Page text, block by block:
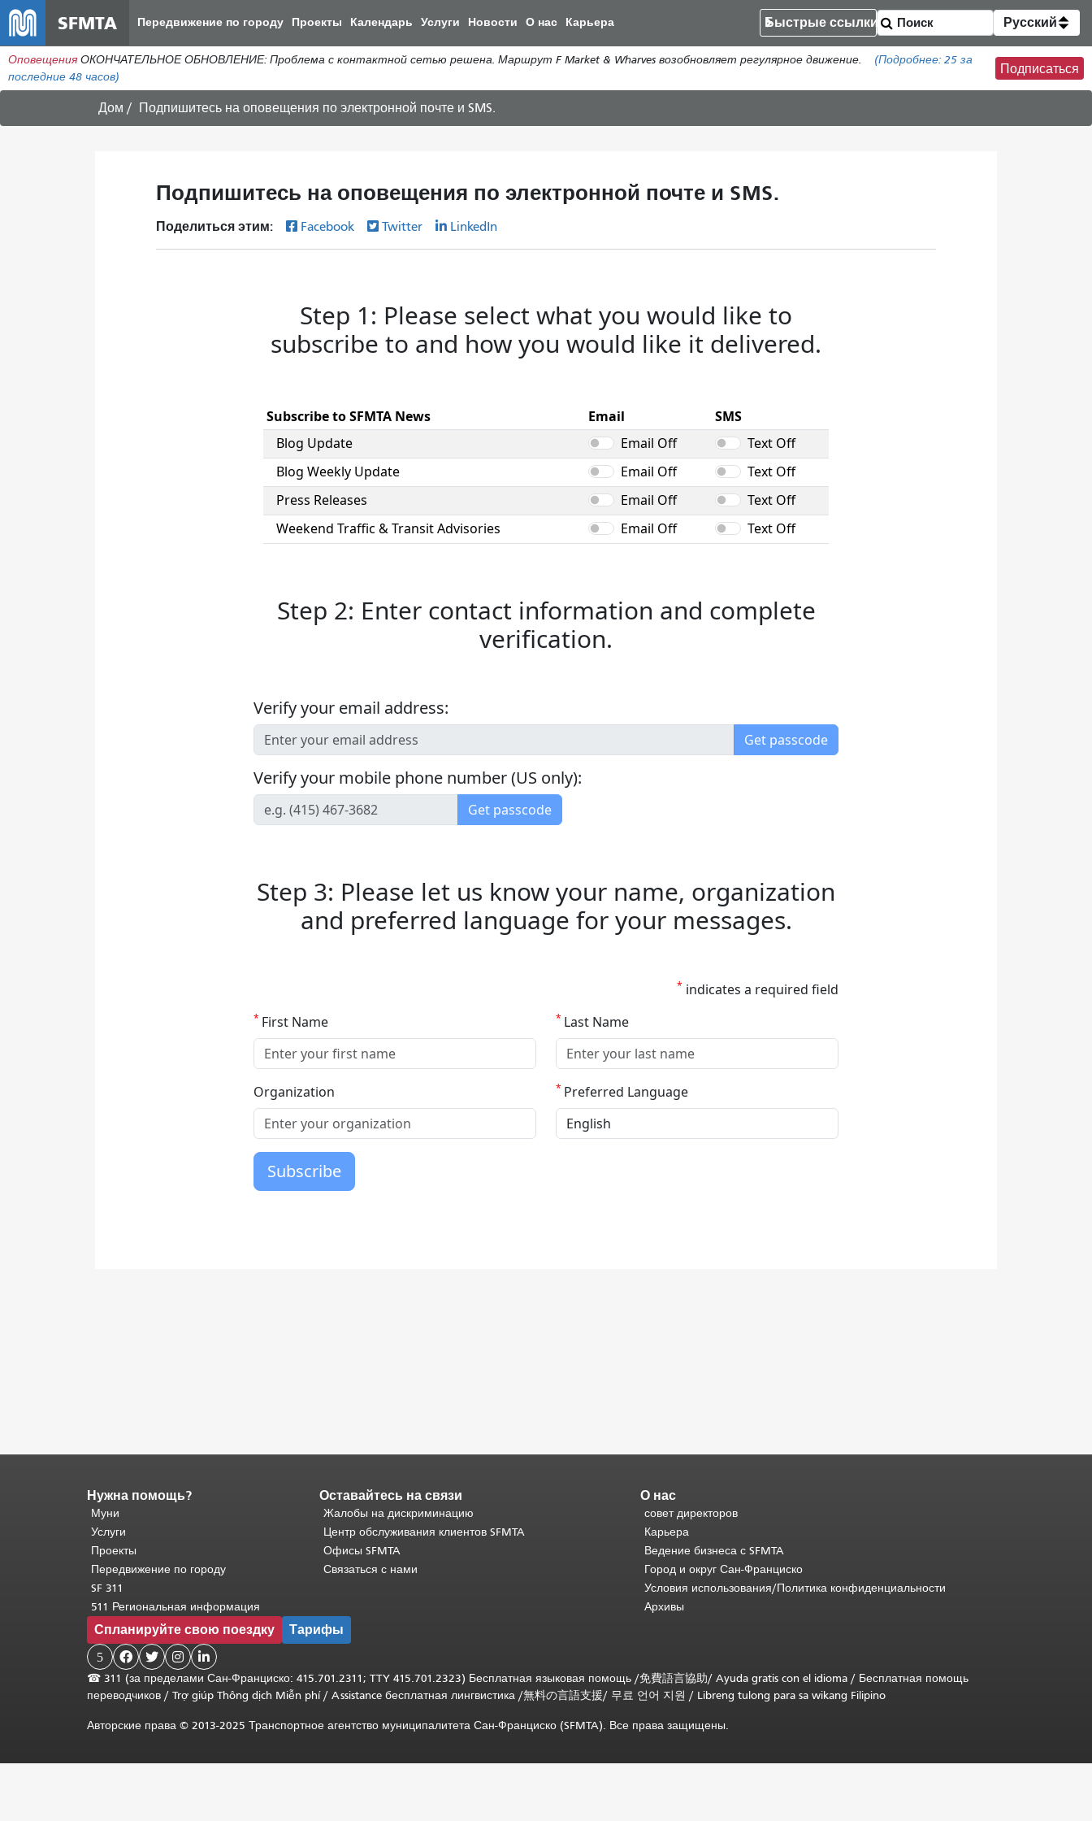
к
общему
SFMTA Передвижение по городу Проекты Календарь Услуги Новости О нас Карьера Быстрые ссылки Русский
Оповещения ОКОНЧАТЕЛЬНОЕ ОБНОВЛЕНИЕ: Проблема с контактной сетью решена. Маршрут F Market & Wharves возобновляет регулярное движение. (Подробнее: 25 за
последние 48 часов)
Подписаться
Дом Подпишитесь на оповещения по электронной почте и SMS.
Подпишитесь на оповещения по электронной почте и SMS.
Поделиться этим: Facebook Twitter LinkedIn
Конец
содержимого
страницы.
часть
этой
страницы
на
каждой
странице.
Вернуться
к
началу
основного
содержимого
Нужна помощь?
Муни
Услуги
Проекты
Передвижение по городу
SF 311
511 Региональная информация
Оставайтесь на связи
Жалобы на дискриминацию
Центр обслуживания клиентов SFMTA
Офисы SFMTA
Связаться с нами
О нас
совет директоров
Карьера
Ведение бизнеса с SFMTA
Город и округ Сан-Франциско
Условия использования/Политика конфиденциальности
Архивы
Спланируйте свою поездку Тарифы
5    
☎ 311 (за пределами Сан-Франциско: 415.701.2311; TTY 415.701.2323) Бесплатная языковая помощь /免費語言協助/ Ayuda gratis con el idioma / Бесплатная помощь
переводчиков / Trợ giúp Thông dịch Miễn phí/ Assistance бесплатная лингвистика /無料の言語支援/ 무료 언어 지원 / Libreng tulong para sa wikang Filipino
Авторские права © 2013-2025 Транспортное агентство муниципалитета Сан-Франциско (SFMTA). Все права защищены.